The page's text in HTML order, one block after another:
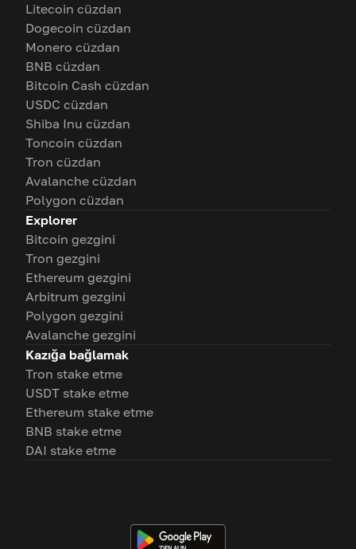
Litecoin cüzdan
Dogecoin cüzdan
Monero cüzdan
BNB cüzdan
Bitcoin Cash cüzdan
USDC cüzdan
Shiba Inu cüzdan
Toncoin cüzdan
Tron cüzdan
Avalanche cüzdan
Polygon cüzdan
Explorer
Bitcoin gezgini
Tron gezgini
Ethereum gezgini
Arbitrum gezgini
Polygon gezgini
Avalanche gezgini
Kazığa bağlamak
Tron stake etme
USDT stake etme
Ethereum stake etme
BNB stake etme
DAI stake etme